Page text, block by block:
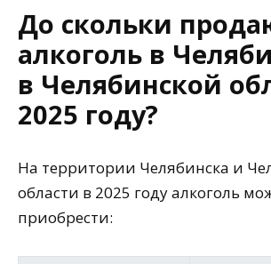
До скольки
алкоголь в
в Челябинской
2025 году?
На территории Челябинска и
области в 2025 году алкоголь
приобрести: